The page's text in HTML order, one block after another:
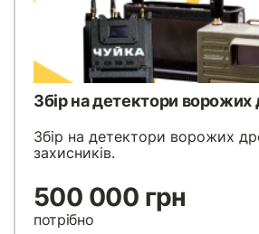
Збір на детектори ворожих
Збір на детектори ворожих
захисників.
500 000 грн
потрібно